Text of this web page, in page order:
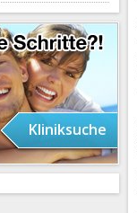
Kliniksuche